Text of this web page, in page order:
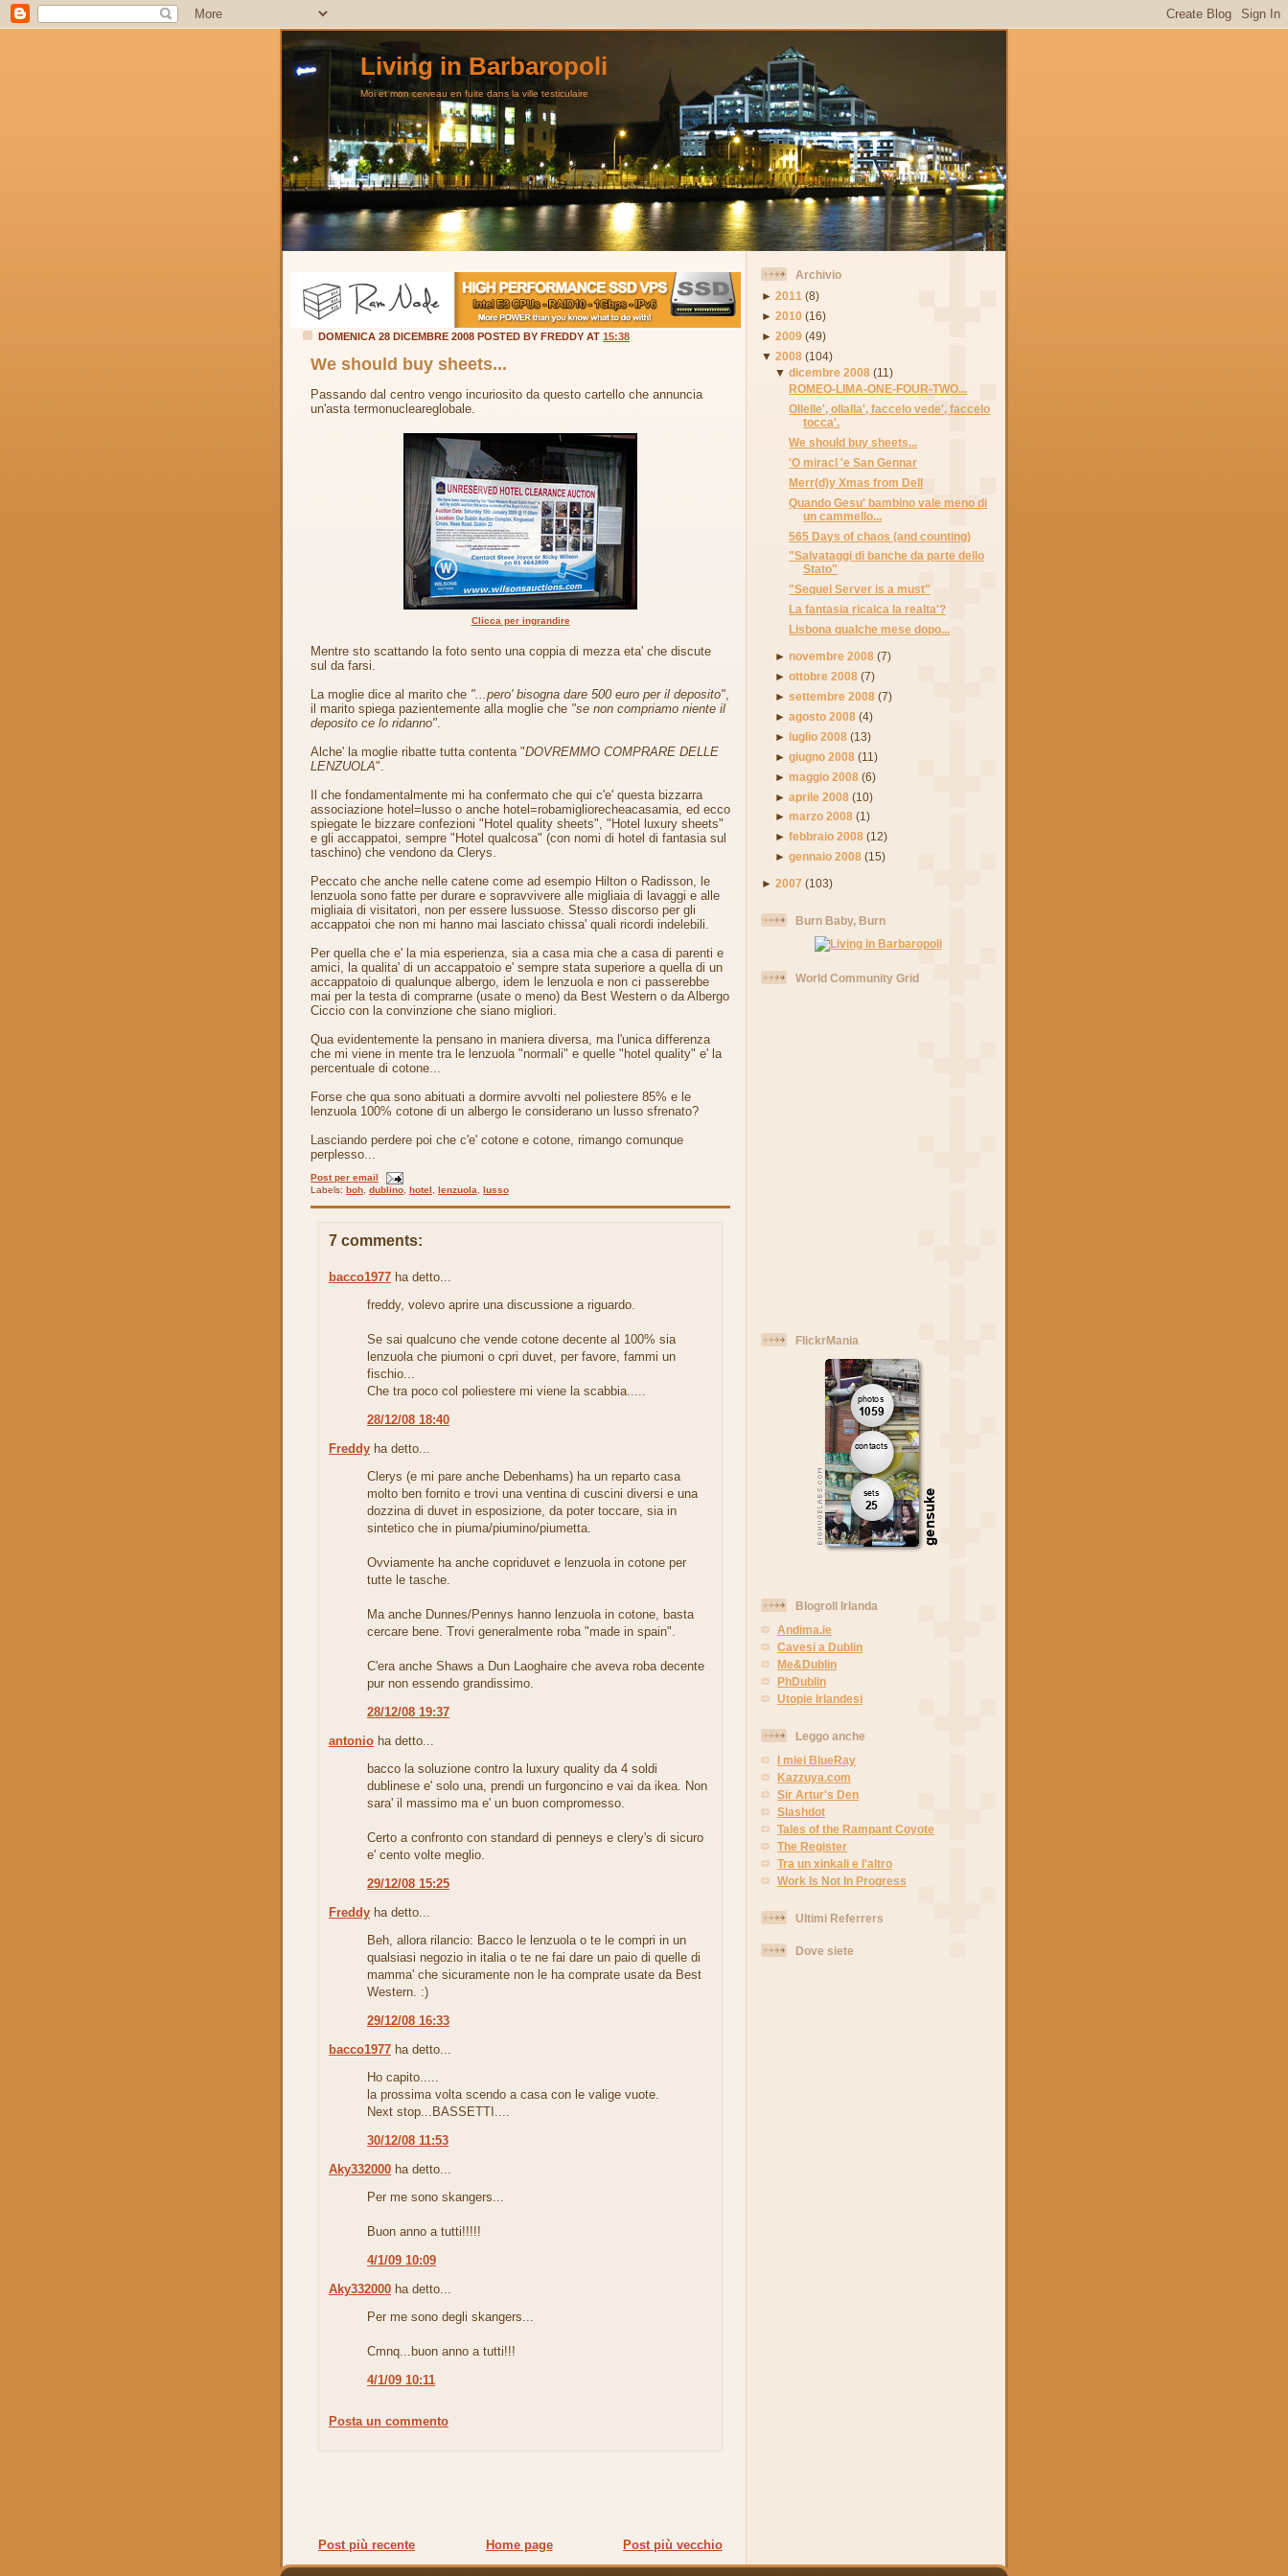
Living in Barbaropoli
Moi et mon cerveau en fuite dans la ville testiculaire
DOMENICA 28 DICEMBRE 2008 POSTED BY FREDDY AT 15:38
We should buy sheets...
Passando dal centro vengo incuriosito da questo cartello che annuncia
un'asta termonucleareglobale.
Clicca per ingrandire
Mentre sto scattando la foto sento una coppia di mezza eta' che discute
sul da farsi.
La moglie dice al marito che "...pero' bisogna dare 500 euro per il deposito",
il marito spiega pazientemente alla moglie che "se non compriamo niente il
deposito ce lo ridanno".
Alche' la moglie ribatte tutta contenta "DOVREMMO COMPRARE DELLE
LENZUOLA".
Il che fondamentalmente mi ha confermato che qui c'e' questa bizzarra
associazione hotel=lusso o anche hotel=robamigliorecheacasamia, ed ecco
spiegate le bizzare confezioni "Hotel quality sheets", "Hotel luxury sheets"
e gli accappatoi, sempre "Hotel qualcosa" (con nomi di hotel di fantasia sul
taschino) che vendono da Clerys.
Peccato che anche nelle catene come ad esempio Hilton o Radisson, le
lenzuola sono fatte per durare e sopravvivere alle migliaia di lavaggi e alle
migliaia di visitatori, non per essere lussuose. Stesso discorso per gli
accappatoi che non mi hanno mai lasciato chissa' quali ricordi indelebili.
Per quella che e' la mia esperienza, sia a casa mia che a casa di parenti e
amici, la qualita' di un accappatoio e' sempre stata superiore a quella di un
accappatoio di qualunque albergo, idem le lenzuola e non ci passerebbe
mai per la testa di comprarne (usate o meno) da Best Western o da Albergo
Ciccio con la convinzione che siano migliori.
Qua evidentemente la pensano in maniera diversa, ma l'unica differenza
che mi viene in mente tra le lenzuola "normali" e quelle "hotel quality" e' la
percentuale di cotone...
Forse che qua sono abituati a dormire avvolti nel poliestere 85% e le
lenzuola 100% cotone di un albergo le considerano un lusso sfrenato?
Lasciando perdere poi che c'e' cotone e cotone, rimango comunque
perplesso...
Post per email
Labels: boh dublino hotel lenzuola lusso
7 comments:
bacco1977 ha detto...
freddy, volevo aprire una discussione a riguardo.
Se sai qualcuno che vende cotone decente al 100% sia
lenzuola che piumoni o cpri duvet, per favore, fammi un
fischio...
Che tra poco col poliestere mi viene la scabbia.....
28/12/08 18:40
Freddy ha detto...
Clerys (e mi pare anche Debenhams) ha un reparto casa
molto ben fornito e trovi una ventina di cuscini diversi e una
dozzina di duvet in esposizione, da poter toccare, sia in
sintetico che in piuma/piumino/piumetta.
Ovviamente ha anche copriduvet e lenzuola in cotone per
tutte le tasche.
Ma anche Dunnes/Pennys hanno lenzuola in cotone, basta
cercare bene. Trovi generalmente roba "made in spain".
C'era anche Shaws a Dun Laoghaire che aveva roba decente
pur non essendo grandissimo.
28/12/08 19:37
antonio ha detto...
bacco la soluzione contro la luxury quality da 4 soldi
dublinese e' solo una, prendi un furgoncino e vai da ikea. Non
sara' il massimo ma e' un buon compromesso.
Certo a confronto con standard di penneys e clery's di sicuro
e' cento volte meglio.
29/12/08 15:25
Freddy ha detto...
Beh, allora rilancio: Bacco le lenzuola o te le compri in un
qualsiasi negozio in italia o te ne fai dare un paio di quelle di
mamma' che sicuramente non le ha comprate usate da Best
Western. :)
29/12/08 16:33
bacco1977 ha detto...
Ho capito.....
la prossima volta scendo a casa con le valige vuote.
Next stop...BASSETTI....
30/12/08 11:53
Aky332000 ha detto...
Per me sono skangers...
Buon anno a tutti!!!!!
4/1/09 10:09
Aky332000 ha detto...
Per me sono degli skangers...
Cmnq...buon anno a tutti!!!
4/1/09 10:11
Posta un commento
Post più recente Post più vecchio
Home page
Archivio
► 2011 (8)
► 2010 (16)
► 2009 (49)
▼ 2008 (104)
▼dicembre 2008 (11)
ROMEO-LIMA-ONE-FOUR-TWO...
Ollelle', ollalla', faccelo vede', faccelo
tocca'.
We should buy sheets...
'O miracl 'e San Gennar
Merr(d)y Xmas from Dell
Quando Gesu' bambino vale meno di
un cammello...
565 Days of chaos (and counting)
"Salvataggi di banche da parte dello
Stato"
"Sequel Server is a must"
La fantasia ricalca la realta'?
Lisbona qualche mese dopo...
►novembre 2008 (7)
►ottobre 2008 (7)
►settembre 2008 (7)
►agosto 2008 (4)
► luglio 2008 (13)
►giugno 2008 (11)
►maggio 2008 (6)
►aprile 2008 (10)
►marzo 2008 (1)
►febbraio 2008 (12)
►gennaio 2008 (15)
► 2007 (103)
Burn Baby, Burn
World Community Grid
FlickrMania
Blogroll Irlanda
Andima.ie
Cavesi a Dublin
Me&Dublin
PhDublin
Utopie Irlandesi
Leggo anche
I miei BlueRay
Kazzuya.com
Sir Artur's Den
Slashdot
Tales of the Rampant Coyote
The Register
Tra un xinkali e l'altro
Work Is Not In Progress
Ultimi Referrers
Dove siete